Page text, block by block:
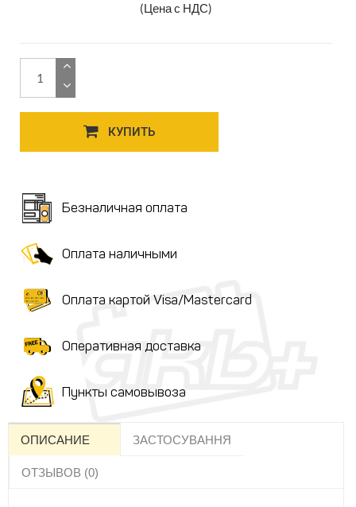
(Цена с НДС)
КУПИТЬ
Безналичная оплата
Оплата наличными
Оплата картой Visa/Mastercard
Оперативная доставка
Пункты самовывоза
ОПИСАНИЕ ЗАСТОСУВАННЯ
ОТЗЫВОВ (0)